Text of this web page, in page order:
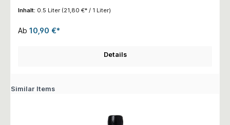
Inhalt: 0.5 Liter (21,80 €* / 1 Liter)
Ab 10,90 €*
Details
Similar Items